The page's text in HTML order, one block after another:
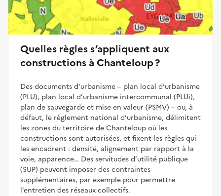
Quelles règles s’appliquent aux
constructions à Chanteloup ?
Des documents d’urbanisme – plan local d’urbanisme
(PLU), plan local d’urbanisme intercommunal (PLUi),
plan de sauvegarde et mise en valeur (PSMV) – ou, à
défaut, le règlement national d’urbanisme, délimitent
les zones du territoire de Chanteloup où les
constructions sont autorisées, et fixent les règles qui
les encadrent : densité, alignement par rapport à la
voie, apparence… Des servitudes d’utilité publique
(SUP) peuvent imposer des contraintes
supplémentaires, par exemple pour permettre
l’entretien des réseaux collectifs.